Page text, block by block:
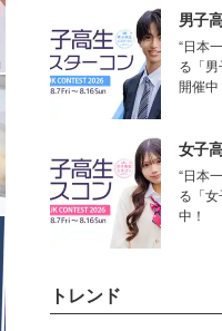
男子
“日本
る「男
開催中
女子
“日本
る「
中！
トレンド